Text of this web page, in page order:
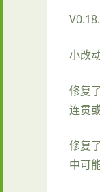
小改
修复
连贯
修复
中可